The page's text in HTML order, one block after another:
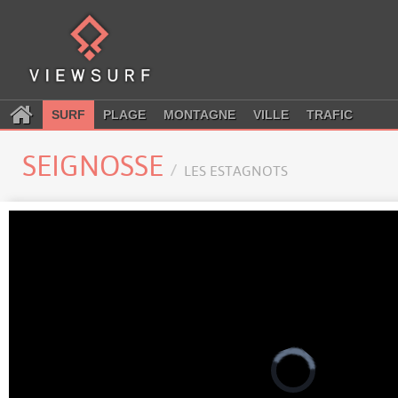
SURF PLAGE MONTAGNE VILLE TRAFIC
SEIGNOSSE LES ESTAGNOTS